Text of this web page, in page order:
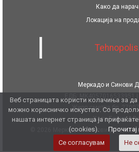
Како да
Локација на
Меркадо и Синови
Жиро сметка бр.
Халк Банка АД
© 2026 Меркадо и Синови ДОО.
Веб страницата користи колачиња за
можно корисничко искуство. Со
нашата интернет страница ја
(cookies).
Прочитај
Се согласувам
Не